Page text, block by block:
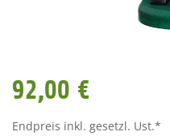
92,00 €
Endpreis inkl. gesetzl. Ust.*